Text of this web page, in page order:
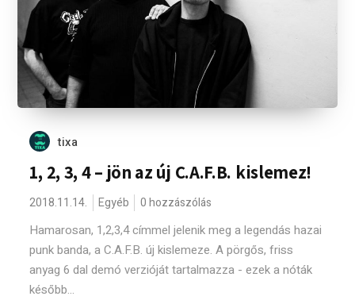
tixa
1, 2, 3, 4 – jön az új C.A.F.B. kislemez!
2018.11.14. Egyéb 0 hozzászólás
Hamarosan, 1,2,3,4 címmel jelenik meg a legendás hazai
punk banda, a C.A.F.B. új kislemeze. A pörgős, friss
anyag 6 dal demó verzióját tartalmazza - ezek a nóták
később...